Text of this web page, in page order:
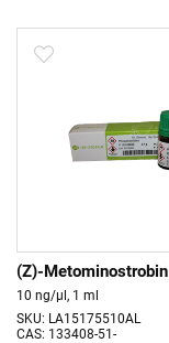
(Z)-Metominostrobin
10 ng/µl, 1 ml
SKU: LA15175510AL
CAS: 133408-51-